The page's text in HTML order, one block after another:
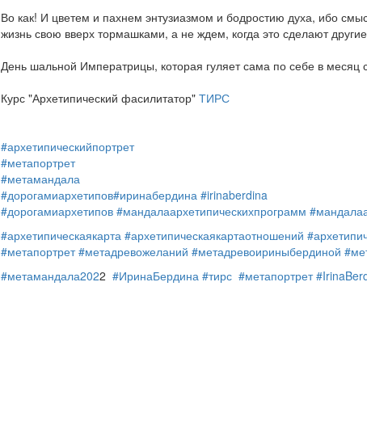
Во как! И цветем и пахнем энтузиазмом и бодростию духа, ибо
жизнь свою вверх тормашками, а не ждем, когда это сделают
День шальной Императрицы, которая гуляет сама по себе в месяц
Курс "Архетипический фасилитатор" ТИРС
#архетипическийпортрет
#метапортрет
#метамандала
#дорогамиархетипов#иринабердина #irinaberdina
#дорогамиархетипов #мандалаархетипическихпрограмм
#архетипическаякарта #архетипическаякартаотношений
#метапортрет #метадревожеланий #метадревоириныбердиной
#метамандала2022 #ИринаБердина #тирс #метапортрет